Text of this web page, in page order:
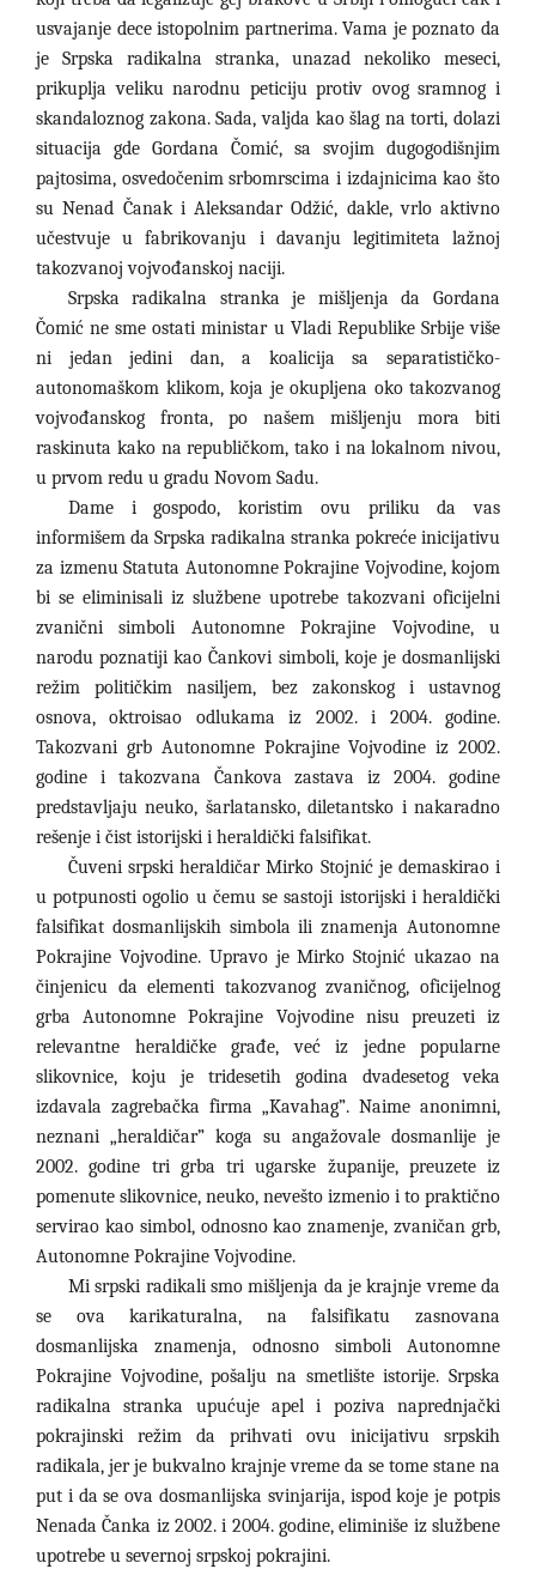
usvajanje dece istopolnim partnerima. Vama je poznato da
je Srpska radikalna stranka, unazad nekoliko meseci,
prikuplja veliku narodnu peticiju protiv ovog sramnog i
skandaloznog zakona. Sada, valjda kao šlag na torti, dolazi
situacija gde Gordana Čomić, sa svojim dugogodišnjim
pajtosima, osvedočenim srbomrscima i izdajnicima kao što
su Nenad Čanak i Aleksandar Odžić, dakle, vrlo aktivno
učestvuje u fabrikovanju i davanju legitimiteta lažnoj
takozvanoj vojvođanskoj naciji.
Srpska radikalna stranka je mišljenja da Gordana
Čomić ne sme ostati ministar u Vladi Republike Srbije više
ni jedan jedini dan, a koalicija sa separatističko-
autonomaškom klikom, koja je okupljena oko takozvanog
vojvođanskog fronta, po našem mišljenju mora biti
raskinuta kako na republičkom, tako i na lokalnom nivou,
u prvom redu u gradu Novom Sadu.
Dame i gospodo, koristim ovu priliku da vas
informišem da Srpska radikalna stranka pokreće inicijativu
za izmenu Statuta Autonomne Pokrajine Vojvodine, kojom
bi se eliminisali iz službene upotrebe takozvani oficijelni
zvanični simboli Autonomne Pokrajine Vojvodine, u
narodu poznatiji kao Čankovi simboli, koje je dosmanlijski
režim političkim nasiljem, bez zakonskog i ustavnog
osnova, oktroisao odlukama iz 2002. i 2004. godine.
Takozvani grb Autonomne Pokrajine Vojvodine iz 2002.
godine i takozvana Čankova zastava iz 2004. godine
predstavljaju neuko, šarlatansko, diletantsko i nakaradno
rešenje i čist istorijski i heraldički falsifikat.
Čuveni srpski heraldičar Mirko Stojnić je demaskirao i
u potpunosti ogolio u čemu se sastoji istorijski i heraldički
falsifikat dosmanlijskih simbola ili znamenja Autonomne
Pokrajine Vojvodine. Upravo je Mirko Stojnić ukazao na
činjenicu da elementi takozvanog zvaničnog, oficijelnog
grba Autonomne Pokrajine Vojvodine nisu preuzeti iz
relevantne heraldičke građe, već iz jedne popularne
slikovnice, koju je tridesetih godina dvadesetog veka
izdavala zagrebačka firma „Kavahag”. Naime anonimni,
neznani „heraldičar” koga su angažovale dosmanlije je
2002. godine tri grba tri ugarske županije, preuzete iz
pomenute slikovnice, neuko, nevešto izmenio i to praktično
servirao kao simbol, odnosno kao znamenje, zvaničan grb,
Autonomne Pokrajine Vojvodine.
Mi srpski radikali smo mišljenja da je krajnje vreme da
se ova karikaturalna, na falsifikatu zasnovana
dosmanlijska znamenja, odnosno simboli Autonomne
Pokrajine Vojvodine, pošalju na smetlište istorije. Srpska
radikalna stranka upućuje apel i poziva naprednjački
pokrajinski režim da prihvati ovu inicijativu srpskih
radikala, jer je bukvalno krajnje vreme da se tome stane na
put i da se ova dosmanlijska svinjarija, ispod koje je potpis
Nenada Čanka iz 2002. i 2004. godine, eliminiše iz službene
upotrebe u severnoj srpskoj pokrajini.